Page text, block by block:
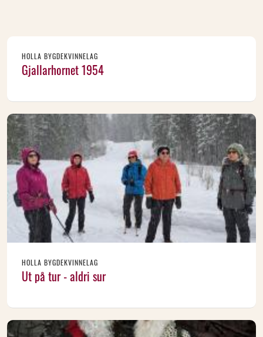
HOLLA BYGDEKVINNELAG
Gjallarhornet 1954
HOLLA BYGDEKVINNELAG
Ut på tur - aldri sur